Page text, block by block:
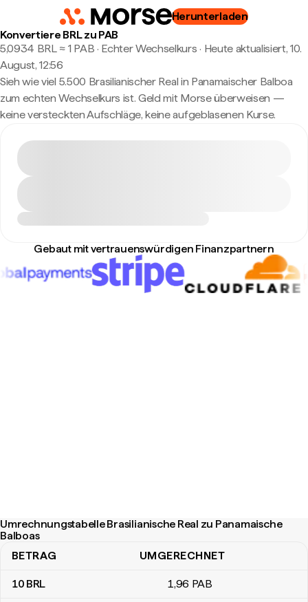
Herunterladen
Konvertiere BRL zu PAB
5,0934 BRL ≈ 1 PAB · Echter Wechselkurs · Heute aktualisiert, 10.
August, 12:56
Sieh wie viel 5.500 Brasilianischer Real in Panamaischer Balboa
zum echten Wechselkurs ist. Geld mit Morse überweisen —
keine versteckten Aufschläge, keine aufgeblasenen Kurse.
Gebaut mit vertrauenswürdigen Finanzpartnern
Umrechnungstabelle Brasilianische Real zu Panamaische
Balboas
Umrechnungstabelle Brasilianische Real zu Panamaische Balboas
BETRAG UMGERECHNET
10 BRL 1,96 PAB